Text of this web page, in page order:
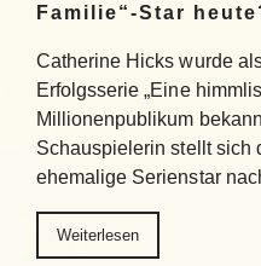
Familie“-Star
Catherine Hicks wurde
Erfolgsserie „Eine
Millionenpublikum
Schauspielerin stellt sich
ehemalige Serienstar
Weiterlesen